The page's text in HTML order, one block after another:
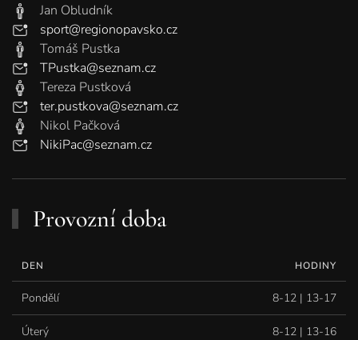
Jan Obludník
sport@regionopavsko.cz
Tomáš Pustka
TPustka@seznam.cz
Tereza Pustková
ter.pustkova@seznam.cz
Nikol Pačková
NikiPac@seznam.cz
Provozní doba
DEN HODINY
Pondělí 8-12 | 13-17
Úterý 8-12 | 13-16